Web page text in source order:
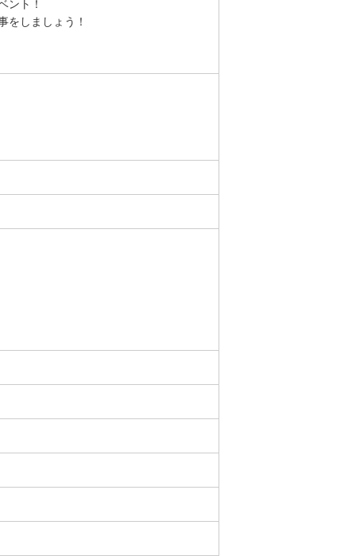
ント！
をしましょう！